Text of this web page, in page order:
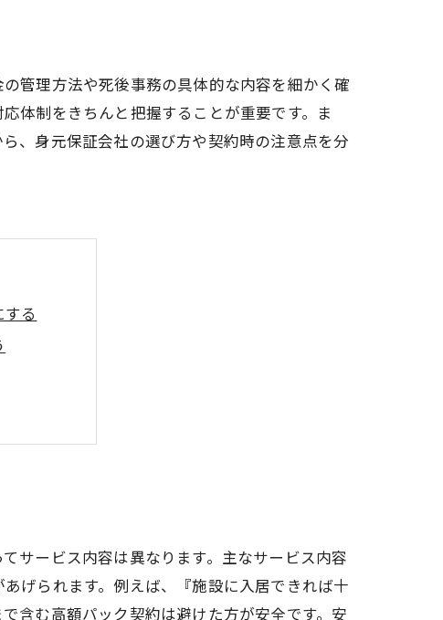
管理方法や死後事務の具体的な内容を細かく確
体制をきちんと把握することが重要です。ま
、身元保証会社の選び方や契約時の注意点を分
る
る方法
を
サービス内容は異なります。主なサービス内容
げられます。例えば、『施設に入居できれば十
含む高額パック契約は避けた方が安全です。安